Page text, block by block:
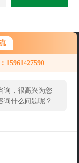
15961427590
询，很高兴为您
询什么问题呢？
86922571